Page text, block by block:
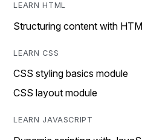
LEARN HTML
Structuring content with
LEARN CSS
CSS styling basics module
CSS layout module
LEARN JAVASCRIPT